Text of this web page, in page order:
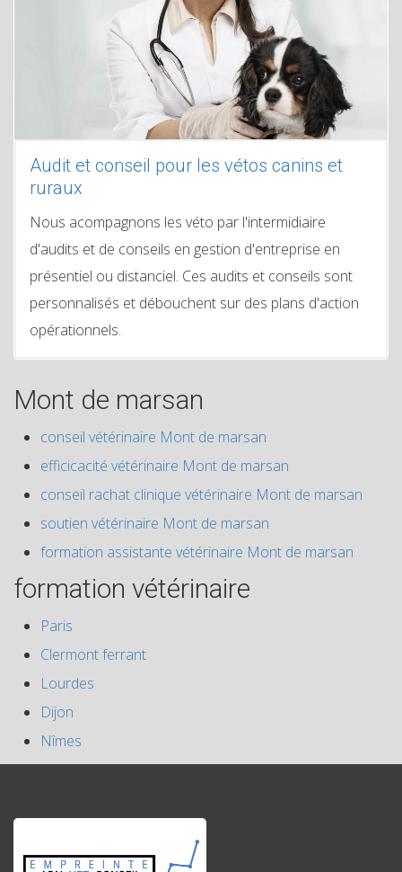
Audit et conseil pour les vétos canins et
ruraux
Nous acompagnons les véto par l'intermidiaire
d'audits et de conseils en gestion d'entreprise en
présentiel ou distanciel. Ces audits et conseils sont
personnalisés et débouchent sur des plans d'action
opérationnels.
Mont de marsan
conseil vétérinaire Mont de marsan
efficicacité vétérinaire Mont de marsan
conseil rachat clinique vétérinaire Mont de marsan
soutien vétérinaire Mont de marsan
formation assistante vétérinaire Mont de marsan
formation vétérinaire
Paris
Clermont ferrant
Lourdes
Dijon
Nîmes